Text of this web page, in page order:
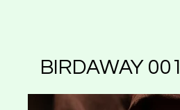
BIRDAWAY 001